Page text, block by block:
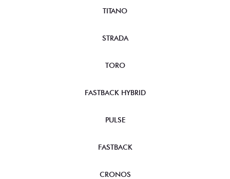
TITANO
STRADA
TORO
FASTBACK HYBRID
PULSE
FASTBACK
CRONOS